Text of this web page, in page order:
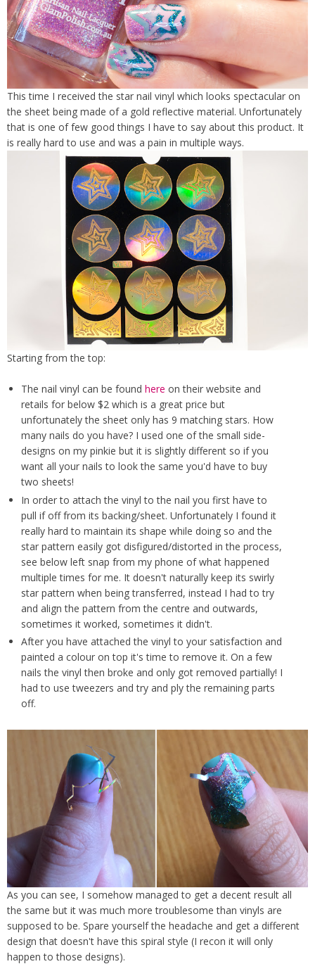
This time I received the star nail vinyl which looks spectacular on
the sheet being made of a gold reflective material. Unfortunately
that is one of few good things I have to say about this product. It
is really hard to use and was a pain in multiple ways.
Starting from the top:
The nail vinyl can be found here on their website and
retails for below $2 which is a great price but
unfortunately the sheet only has 9 matching stars. How
many nails do you have? I used one of the small side-
designs on my pinkie but it is slightly different so if you
want all your nails to look the same you'd have to buy
two sheets!
In order to attach the vinyl to the nail you first have to
pull if off from its backing/sheet. Unfortunately I found it
really hard to maintain its shape while doing so and the
star pattern easily got disfigured/distorted in the process,
see below left snap from my phone of what happened
multiple times for me. It doesn't naturally keep its swirly
star pattern when being transferred, instead I had to try
and align the pattern from the centre and outwards,
sometimes it worked, sometimes it didn't.
After you have attached the vinyl to your satisfaction and
painted a colour on top it's time to remove it. On a few
nails the vinyl then broke and only got removed partially! I
had to use tweezers and try and ply the remaining parts
off.
As you can see, I somehow managed to get a decent result all
the same but it was much more troublesome than vinyls are
supposed to be. Spare yourself the headache and get a different
design that doesn't have this spiral style (I recon it will only
happen to those designs).